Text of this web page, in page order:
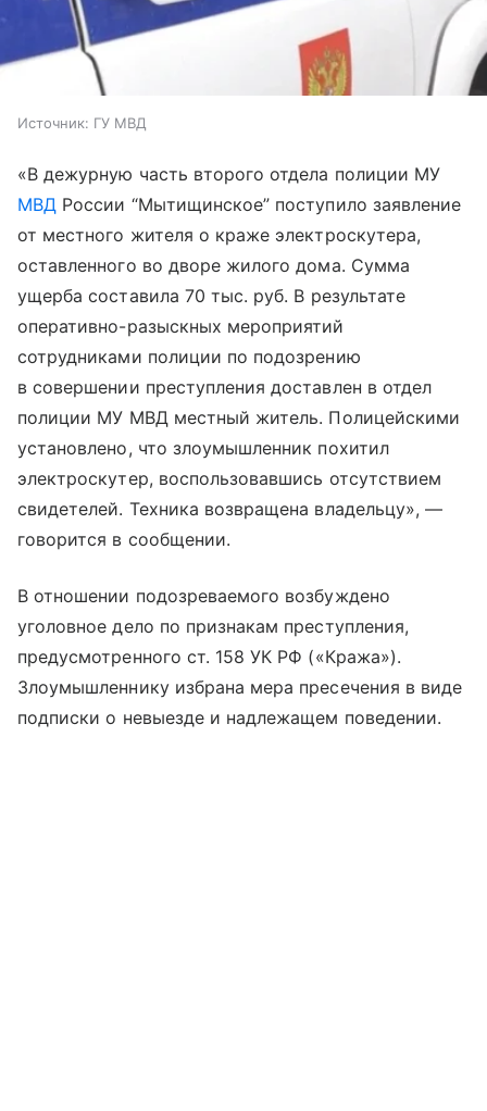
Источник: ГУ МВД
«В дежурную часть второго отдела полиции МУ
МВД России “Мытищинское” поступило заявление
от местного жителя о краже электроскутера,
оставленного во дворе жилого дома. Сумма
ущерба составила 70 тыс. руб. В результате
оперативно-разыскных мероприятий
сотрудниками полиции по подозрению
в совершении преступления доставлен в отдел
полиции МУ МВД местный житель. Полицейскими
установлено, что злоумышленник похитил
электроскутер, воспользовавшись отсутствием
свидетелей. Техника возвращена владельцу», —
говорится в сообщении.
В отношении подозреваемого возбуждено
уголовное дело по признакам преступления,
предусмотренного ст. 158 УК РФ («Кража»).
Злоумышленнику избрана мера пресечения в виде
подписки о невыезде и надлежащем поведении.